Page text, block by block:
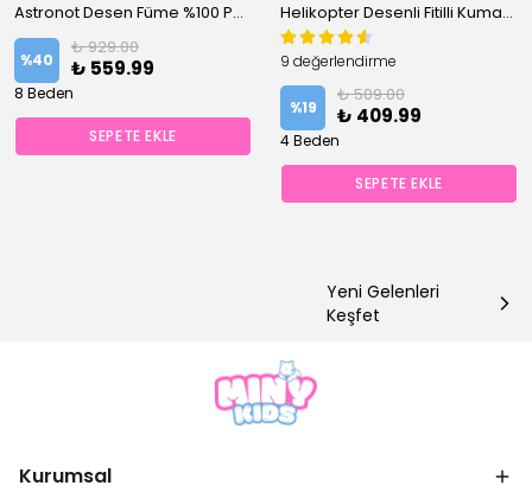
Astronot Desen Füme %100 Pamuk Erkek Çocuk Pijama Takım
%40
₺ 929.00
₺ 559.99
8 Beden
SEPETE EKLE
Helikopter Desenli Fitilli Kumaş Beyaz Şortlu Pijama Takımı
9 değerlendirme
%19
₺ 509.00
₺ 409.99
4 Beden
SEPETE EKLE
Yeni Gelenleri
Keşfet
Kurumsal